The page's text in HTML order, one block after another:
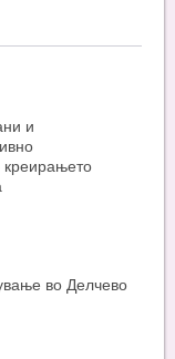
и
креирањето
во Делчево